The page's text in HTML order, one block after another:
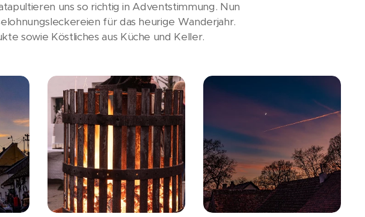
uns so richtig in Adventstimmung. Nun
für das heurige Wanderjahr.
sowie Köstliches aus Küche und Keller.